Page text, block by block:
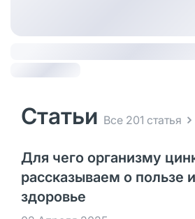
Статьи Все 201 статья
Для чего организму
рассказываем о пользе
здоровье